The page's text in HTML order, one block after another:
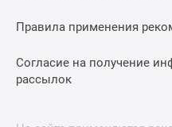
Правила применения
Согласие на получение
рассылок